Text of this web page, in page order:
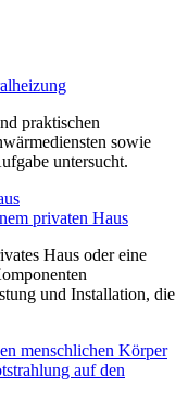
praktischen
sowie
untersucht.
privaten Haus
Haus oder eine
und Installation, die
auf den